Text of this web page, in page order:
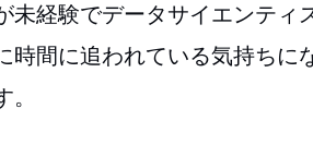
未経験でデータサイエンティ
時間に追われている気持ちに
。